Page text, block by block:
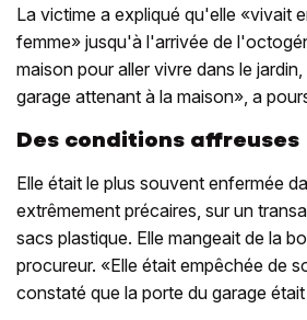
La victime a expliqué qu'elle «vivait
femme» jusqu'à l'arrivée de
maison pour aller vivre dans le
garage attenant à la maison», a
Des conditions affreuses
Elle était le plus souvent enfermée
extrêmement précaires, sur un
sacs plastique. Elle mangeait de la
procureur. «Elle était empêchée de
constaté que la porte du garage